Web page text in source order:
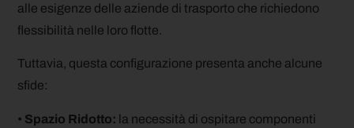
alle esigenze delle aziende di trasporto che richiedono
flessibilità nelle loro flotte.
Tuttavia, questa configurazione presenta anche alcune
sfide:
• Spazio Ridotto: la necessità di ospitare componenti